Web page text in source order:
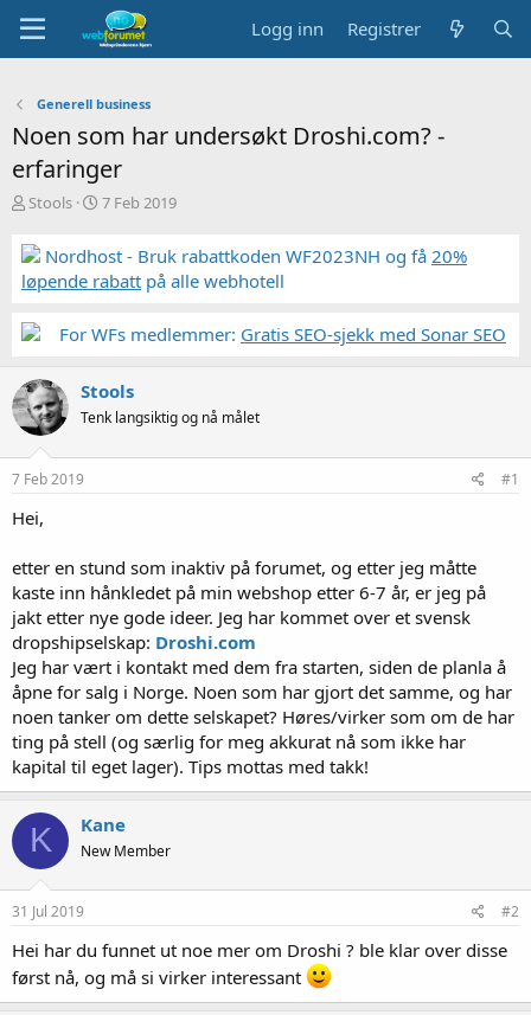
Logg inn Registrer
Generell business
Noen som har undersøkt Droshi.com? -
erfaringer
T
å
d
s
a
e
r
Stools
S
r
t
a
7 Feb 2019
Nordhost - Bruk rabattkoden WF2023NH og få 20%
løpende rabatt på alle webhotell
For WFs medlemmer: Gratis SEO-sjekk med Sonar SEO
Stools
Tenk langsiktig og nå målet
7 Feb 2019 #1
Hei,
etter en stund som inaktiv på forumet, og etter jeg måtte
kaste inn hånkledet på min webshop etter 6-7 år, er jeg på
jakt etter nye gode ideer. Jeg har kommet over et svensk
dropshipselskap: Droshi.com
Jeg har vært i kontakt med dem fra starten, siden de planla å
åpne for salg i Norge. Noen som har gjort det samme, og har
noen tanker om dette selskapet? Høres/virker som om de har
ting på stell (og særlig for meg akkurat nå som ikke har
kapital til eget lager). Tips mottas med takk!
K Kane
New Member
31 Jul 2019 #2
Hei har du funnet ut noe mer om Droshi ? ble klar over disse
først nå, og må si virker interessant